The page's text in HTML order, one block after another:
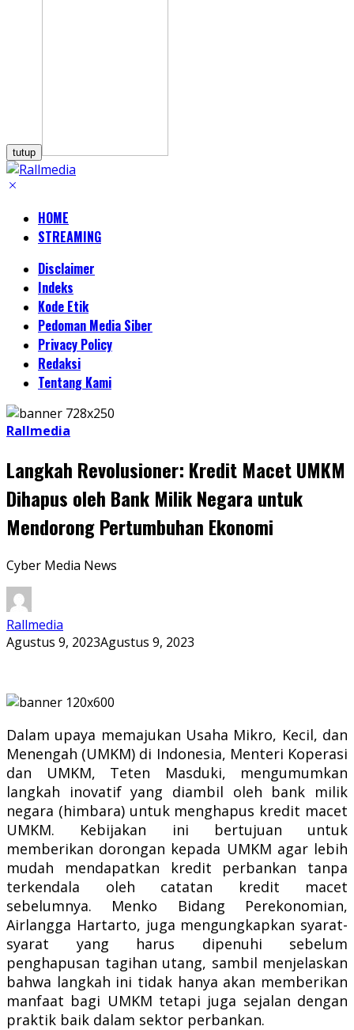
tutup
HOME
STREAMING
Disclaimer
Indeks
Kode Etik
Pedoman Media Siber
Privacy Policy
Redaksi
Tentang Kami
Rallmedia
Langkah Revolusioner: Kredit Macet UMKM
Dihapus oleh Bank Milik Negara untuk
Mendorong Pertumbuhan Ekonomi
Cyber Media News
Rallmedia
Agustus 9, 2023Agustus 9, 2023
Dalam upaya memajukan Usaha Mikro, Kecil, dan
Menengah (UMKM) di Indonesia, Menteri Koperasi
dan UMKM, Teten Masduki, mengumumkan
langkah inovatif yang diambil oleh bank milik
negara (himbara) untuk menghapus kredit macet
UMKM. Kebijakan ini bertujuan untuk
memberikan dorongan kepada UMKM agar lebih
mudah mendapatkan kredit perbankan tanpa
terkendala oleh catatan kredit macet
sebelumnya. Menko Bidang Perekonomian,
Airlangga Hartarto, juga mengungkapkan syarat-
syarat yang harus dipenuhi sebelum
penghapusan tagihan utang, sambil menjelaskan
bahwa langkah ini tidak hanya akan memberikan
manfaat bagi UMKM tetapi juga sejalan dengan
praktik baik dalam sektor perbankan.